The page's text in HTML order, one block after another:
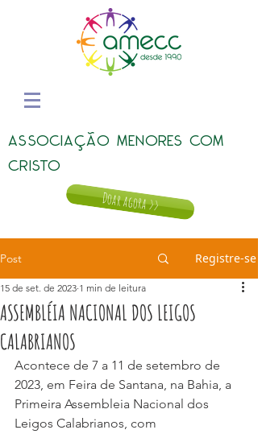
ASSOCIAÇÃO MENORES COM
CRISTO
Doar agora >>
Post Registre-se
ASSEMBLÉIA NACIONAL DOS LEIGOS
CALABRIANOS
15 de set. de 2023 1 min de leitura
Acontece de 7 a 11 de setembro de
2023, em Feira de Santana, na Bahia, a
Primeira Assembleia Nacional dos
Leigos Calabrianos, com